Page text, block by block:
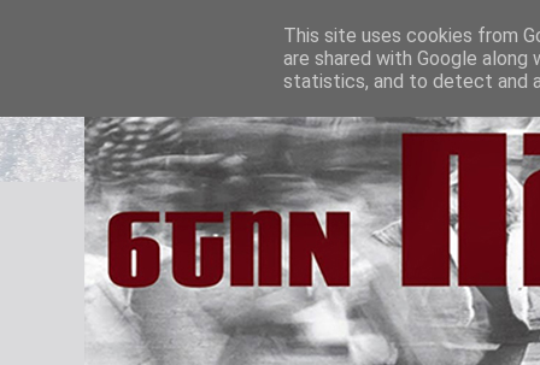
This site uses cookies from
are shared with Google
statistics, and to detect and